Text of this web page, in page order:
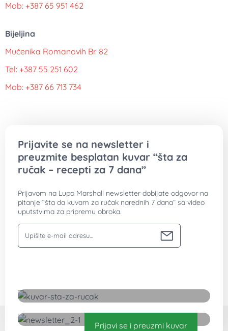
Mob: +387 65 951 462
Bijeljina
Mučenika Romanovih Br. 82
Tel: +387 55 251 602
Mob: +387 66 713 734
Prijavite se na newsletter i
preuzmite besplatan kuvar “šta za
ručak – recepti za 7 dana”
Prijavom na Lupo Marshall newsletter dobijate odgovor na
pitanje “šta da kuvam za ručak narednih 7 dana” sa video
uputstvima za pripremu obroka.
Prijavi se i preuzmi kuvar